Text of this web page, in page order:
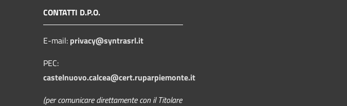
CONTATTI D.P.O.
E-mail: privacy@syntrasrl.it
PEC:
castelnuovo.calcea@cert.ruparpiemonte.it
(per comunicare direttamente con il Titolare